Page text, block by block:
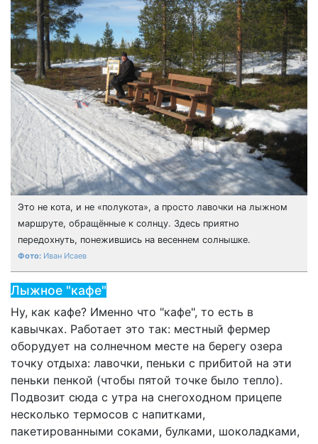
Это не кота, и не «полукота», а просто лавочки на лыжном
маршруте, обращённые к солнцу. Здесь приятно
передохнуть, понежившись на весеннем солнышке.
Иван Исаев
Лыжное "кафе"
Ну, как кафе? Именно что "кафе", то есть в
кавычках. Работает это так: местный фермер
оборудует на солнечном месте на берегу озера
точку отдыха: лавочки, пеньки с прибитой на эти
пеньки пенкой (чтобы пятой точке было тепло).
Подвозит сюда с утра на снегоходном прицепе
несколько термосов с напитками,
пакетированными соками, булками, шоколадками,